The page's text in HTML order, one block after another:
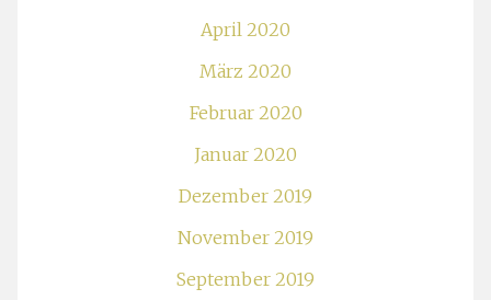
April 2020
März 2020
Februar 2020
Januar 2020
Dezember 2019
November 2019
September 2019